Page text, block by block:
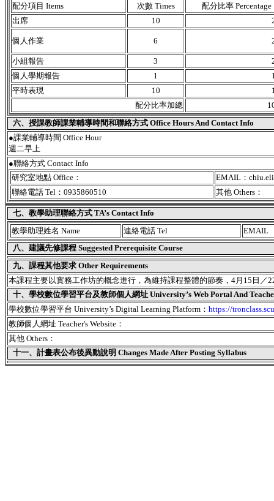
配分項目 Items
次數 Times
配分比率 Percentage
出席
10
個人作業 6
小組報告 3
個人學期報告
1
平時表現
10
配分比率加總
六、授課教師課業輔導時間和聯絡方式 Office Hours And Contact Info
●課業輔導時間 Office Hour
週二早上
●聯絡方式 Contact Info
研究室地點 Office：
EMAIL：
聯絡電話 Tel：0935860510
其他 Others：
七、教學助理聯絡方式 TA’s Contact Info
教學助理姓名 Name
連絡電話 Tel
EMAIL
八、建議先修課程 Suggested Prerequisite Course
九、課程其他要求 Other Requirements
本課程主要以實務工作坊的概念進行，為維持課程整體的節奏，4月15日
十、學校數位學習平台及教師個人網址 University’s Web Portal And
學校數位學習平台 University’s Digital Learning Platform： https://
教師個人網址 Teacher's Website：
其他 Others：
十一、 計畫表公布後異動說明 Changes Made After Posting Syllabus